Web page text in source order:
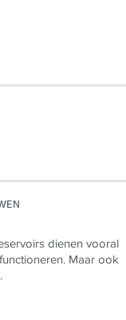
dienen vooral
Maar ook